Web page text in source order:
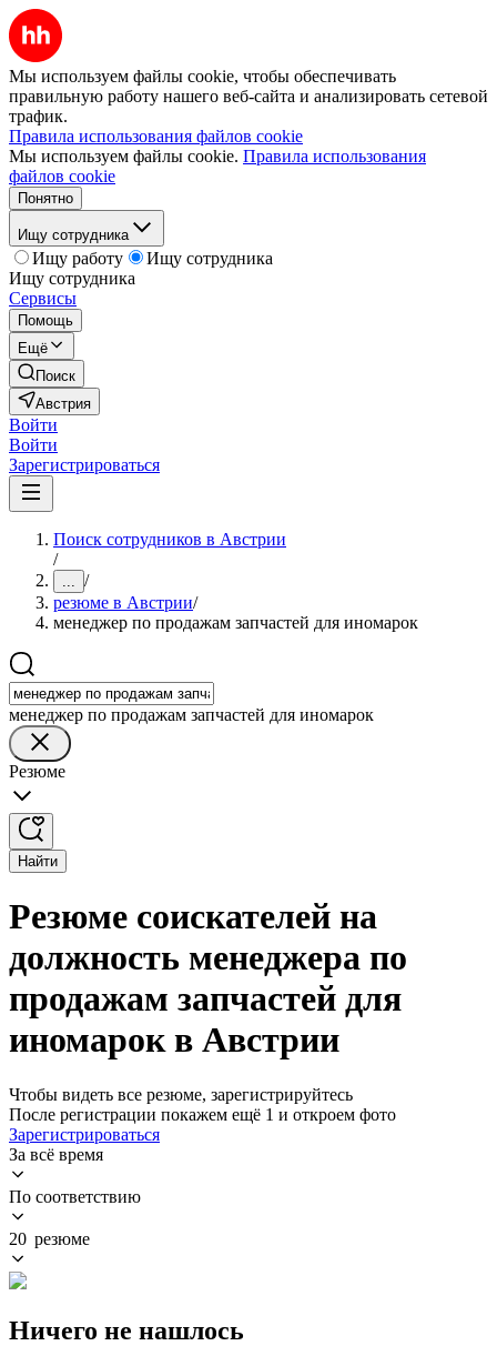
Мы используем файлы cookie, чтобы обеспечивать
правильную работу нашего веб-сайта и анализировать сетевой
трафик.
Правила использования файлов cookie
Мы используем файлы cookie. Правила использования
файлов cookie
Понятно
Ищу сотрудника
Ищу работу
Ищу сотрудника
Ищу сотрудника
Сервисы
Помощь
Ещё
Поиск
Австрия
Войти
Войти
Зарегистрироваться
Поиск сотрудников в Австрии
/
... /
резюме в Австрии/
менеджер по продажам запчастей для иномарок
менеджер по продажам запчастей для иномарок
Резюме
Найти
Резюме соискателей на
должность менеджера по
продажам запчастей для
иномарок в Австрии
Чтобы видеть все резюме, зарегистрируйтесь
После регистрации покажем ещё 1 и откроем фото
Зарегистрироваться
За всё время
По соответствию
20 резюме
Ничего не нашлось